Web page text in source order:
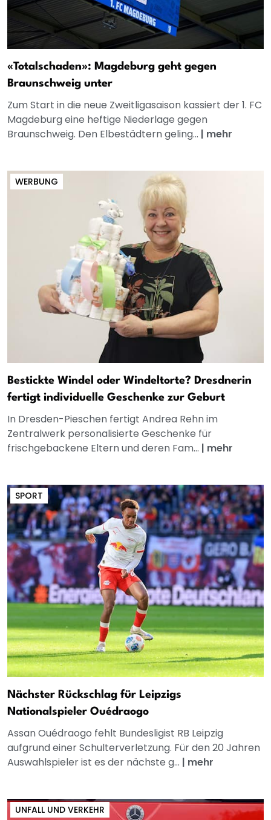
«Totalschaden»: Magdeburg geht gegen
Braunschweig unter
Zum Start in die neue Zweitligasaison kassiert der 1. FC
Magdeburg eine heftige Niederlage gegen
Braunschweig. Den Elbestädtern geling... | mehr
WERBUNG
Bestickte Windel oder Windeltorte? Dresdnerin
fertigt individuelle Geschenke zur Geburt
In Dresden-Pieschen fertigt Andrea Rehn im
Zentralwerk personalisierte Geschenke für
frischgebackene Eltern und deren Fam... | mehr
SPORT
Nächster Rückschlag für Leipzigs
Nationalspieler Ouédraogo
Assan Ouédraogo fehlt Bundesligist RB Leipzig
aufgrund einer Schulterverletzung. Für den 20 Jahren
Auswahlspieler ist es der nächste g... | mehr
UNFALL UND VERKEHR